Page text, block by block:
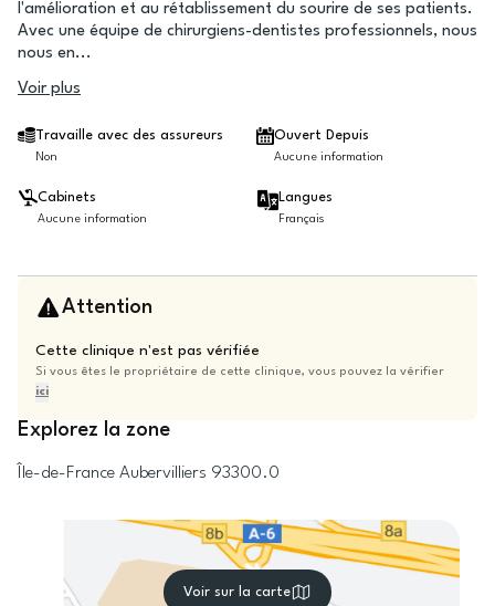
l'amélioration et au rétablissement du sourire de ses patients.
Avec une équipe de chirurgiens-dentistes professionnels, nous
nous en...
Voir plus
Travaille avec des assureurs
Non
Ouvert Depuis
Aucune information
Cabinets
Aucune information
Langues
Français
Attention
Cette clinique n'est pas vérifiée
Si vous êtes le propriétaire de cette clinique, vous pouvez la vérifier
ici
Explorez la zone
Île-de-France Aubervilliers 93300.0
Voir sur la carte